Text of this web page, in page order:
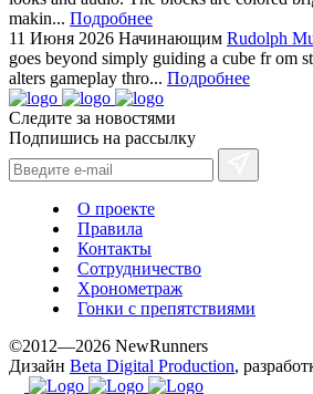
makin... Подробнее
11 Июня 2026 Начинающим Rudolph
goes beyond simply guiding a cube fr om
alters gameplay thro... Подробнее
Следите за новостями
Подпишись на рассылку
О проекте
Правила
Контакты
Сотрудничество
Хронометраж
Гонки с препятствиями
©2012—2026 NewRunners
Дизайн Beta Digital Production,